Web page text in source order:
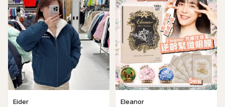
Eider Eleanor